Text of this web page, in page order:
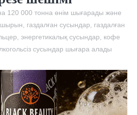
120 000 тонна өнім шығарады және
газдалған сусындар, газдалған
энергетикалық сусындар, кофе
сусындар шығара алады.